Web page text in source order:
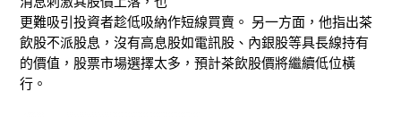
更難吸引投資者趁低吸納作短線買賣。 另一方面，他指出茶
飲股不派股息，沒有高息股如電訊股、內銀股等具長線持有
的價值，股票市場選擇太多，預計茶飲股價將繼續低位橫
行。